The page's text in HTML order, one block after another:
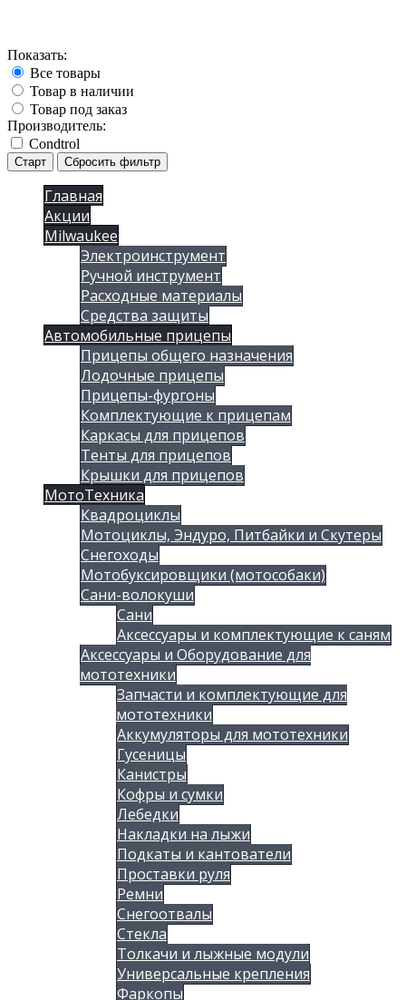
Показать:
Все товары
Товар в наличии
Товар под заказ
Производитель:
Condtrol
Старт Сбросить фильтр
Главная
Акции
Milwaukee
Электроинструмент
Ручной инструмент
Расходные материалы
Средства защиты
Автомобильные прицепы
Прицепы общего назначения
Лодочные прицепы
Прицепы-фургоны
Комплектующие к прицепам
Каркасы для прицепов
Тенты для прицепов
Крышки для прицепов
МотоТехника
Квадроциклы
Мотоциклы, Эндуро, Питбайки и Скутеры
Снегоходы
Мотобуксировщики (мотособаки)
Сани-волокуши
Сани
Аксессуары и комплектующие к саням
Аксессуары и Оборудование для
мототехники
Запчасти и комплектующие для
мототехники
Аккумуляторы для мототехники
Гусеницы
Канистры
Кофры и сумки
Лебедки
Накладки на лыжи
Подкаты и кантователи
Проставки руля
Ремни
Снегоотвалы
Стекла
Толкачи и лыжные модули
Универсальные крепления
Фаркопы